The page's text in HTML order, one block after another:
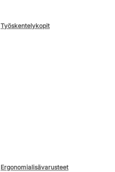
Työskentelykopit
Ergonomialisävarusteet